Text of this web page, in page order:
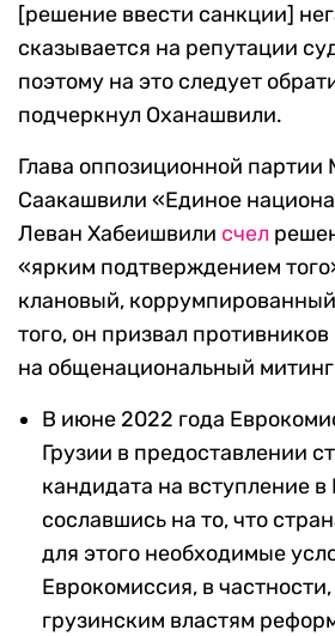
[решение ввести санкции]
сказывается на репутации
поэтому на это следует
подчеркнул Оханашвили.
Глава оппозиционной партии
Саакашвили «Единое
Леван Хабеишвили счел
«ярким подтверждением
клановый,
того, он призвал противников
на общенациональный
В июне 2022 года
Грузии в предоставлении
кандидата на вступление
сославшись на то, что
для этого необходимые
Еврокомиссия, в
грузинским властям